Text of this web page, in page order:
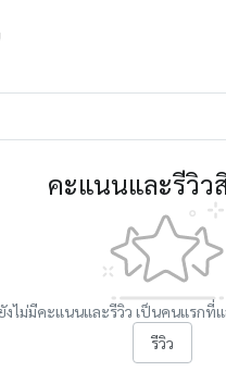
คะแนนและรีวิว
งไม่มีคะแนนและรีวิว เป็นคนแรกที่
รีวิว